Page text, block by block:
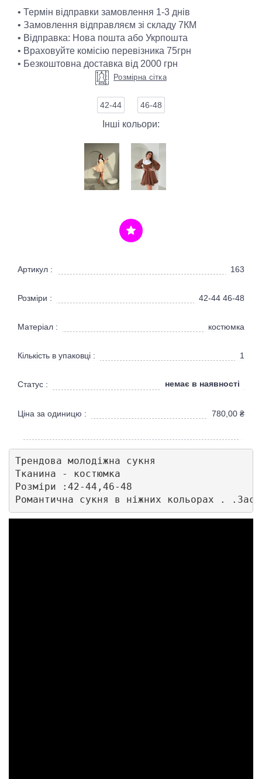
• Термін відправки замовлення 1-3 днів
• Замовлення відправляєм зі складу 7КМ
• Відправка: Нова пошта або Укрпошта
• Враховуйте комісію перевізника 75грн
• Безкоштовна доставка від 2000 грн
Розмірна сітка
42-44 46-48
Інші кольори:
Артикул : 163
Розміри : 42-44 46-48
Матеріал : костюмка
Кількість в упаковці : 1
Статус : немає в наявності
Ціна за одиницю : 780,00 ₴
Трендова молодіжна сукня
Тканина - костюмка
Розміри :42-44,46-48
Романтична сукня в ніжних кольорах .